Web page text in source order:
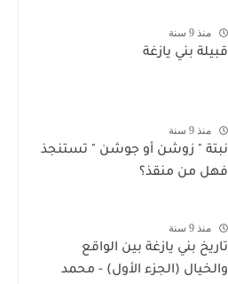
منذ 9 سنة
قبيلة بني يازغة
منذ 9 سنة
نبتة " زوشن أو جوشن " تستنجذ
فهل من منقذ؟
منذ 9 سنة
تاريخ بني يازغة بين الواقع
والخيال (الجزء الأول) - محمد